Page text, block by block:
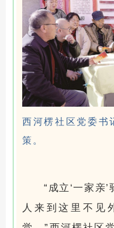
西河楞社区党委书
策。
“成立‘一家亲
人来到这里不见